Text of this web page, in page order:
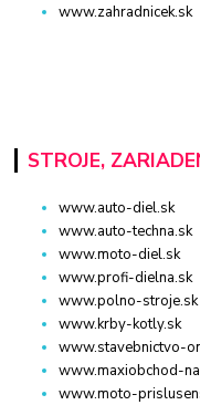
www.zahradnicek.sk
STROJE,
www.auto-diel.sk
www.auto-techna.sk
www.moto-diel.sk
www.profi-dielna.sk
www.polno-stroje.sk
www.krby-kotly.sk
www.stavebnictvo-
www.maxiobchod-
www.moto-